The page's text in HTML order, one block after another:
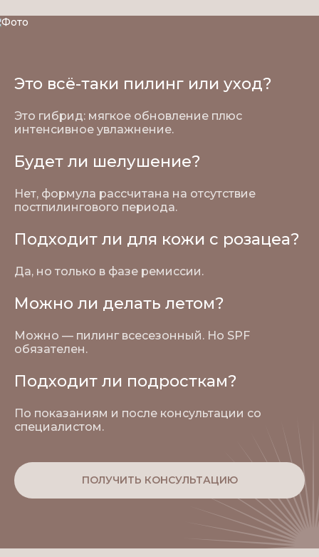
Это всё-таки пилинг или уход?
Это гибрид: мягкое обновление плюс
интенсивное увлажнение.
Будет ли шелушение?
Нет, формула рассчитана на отсутствие
постпилингового периода.
Подходит ли для кожи с розацеа?
Да, но только в фазе ремиссии.
Можно ли делать летом?
Можно — пилинг всесезонный. Но SPF
обязателен.
Подходит ли подросткам?
По показаниям и после консультации со
специалистом.
ПОЛУЧИТЬ КОНСУЛЬТАЦИЮ